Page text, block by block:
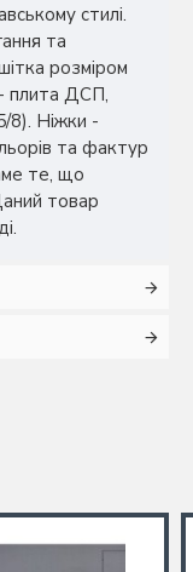
стилі.
та
розміром
- плита ДСП,
8). Ніжки -
та фактур
те, що
товар